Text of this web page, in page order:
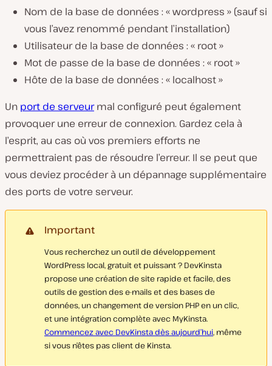
Nom de la base de données : « wordpress » (sauf si
vous l’avez renommé pendant l’installation)
Utilisateur de la base de données : « root »
Mot de passe de la base de données : « root »
Hôte de la base de données : « localhost »
Un port de serveurmal configuré peut également
provoquer une erreur de connexion. Gardez cela à
l’esprit, au cas où vos premiers efforts ne
permettraient pas de résoudre l’erreur. Il se peut que
vous deviez procéder à un dépannage supplémentaire
des ports de votre serveur.
Important
Vous recherchez un outil de développement
WordPress local, gratuit et puissant ? DevKinsta
propose une création de site rapide et facile, des
outils de gestion des e-mails et des bases de
données, un changement de version PHP en un clic,
et une intégration complète avec MyKinsta.
Commencez avec DevKinsta dès aujourd’hui, même
si vous n’êtes pas client de Kinsta.